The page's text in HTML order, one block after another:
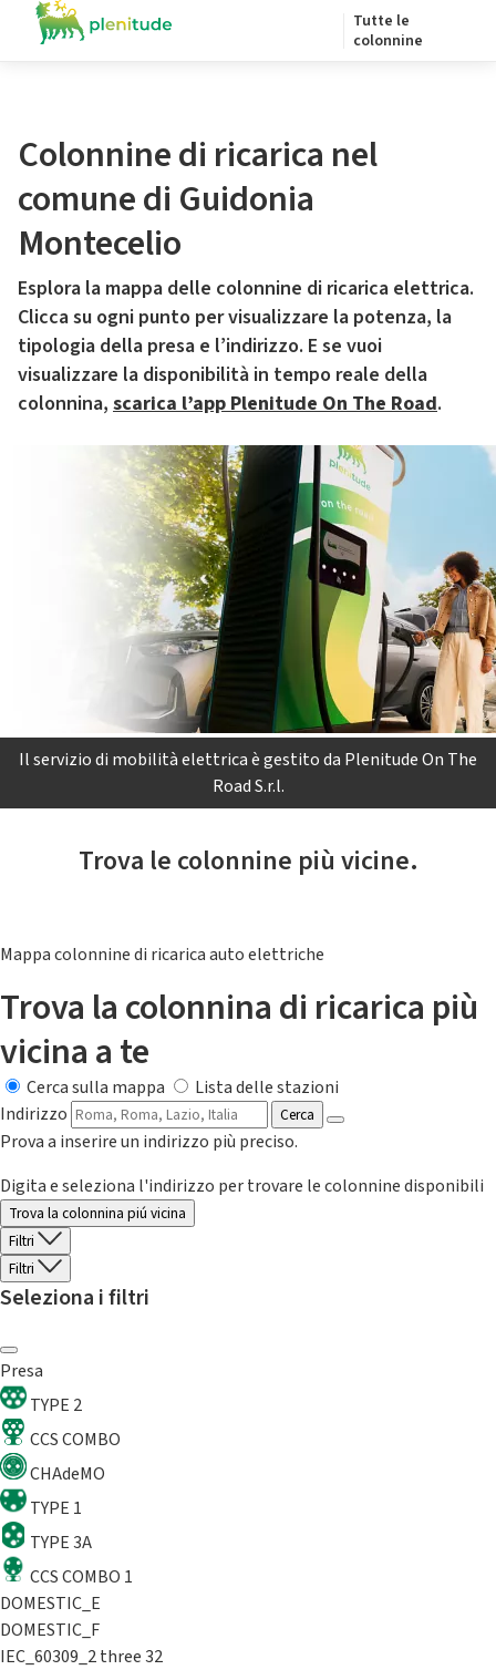
Tutte le
colonnine
Colonnine di ricarica nel
comune di Guidonia
Montecelio
Esplora la mappa delle colonnine di ricarica elettrica.
Clicca su ogni punto per visualizzare la potenza, la
tipologia della presa e l’indirizzo. E se vuoi
visualizzare la disponibilità in tempo reale della
colonnina, scarica l’app Plenitude On The Road.
Il servizio di mobilità elettrica è gestito da Plenitude On The
Road S.r.l.
Trova le colonnine più vicine.
Mappa colonnine di ricarica auto elettriche
Trova la colonnina di ricarica più
vicina a te
Cerca sulla mappa
Lista delle stazioni
Indirizzo
Cerca
Prova a inserire un indirizzo più preciso.
Digita e seleziona l'indirizzo per trovare le colonnine disponibili
Trova la colonnina piú vicina
Filtri
Filtri
Seleziona i filtri
Presa
TYPE 2
CCS COMBO
CHAdeMO
TYPE 1
TYPE 3A
CCS COMBO 1
DOMESTIC_E
DOMESTIC_F
IEC_60309_2 three 32